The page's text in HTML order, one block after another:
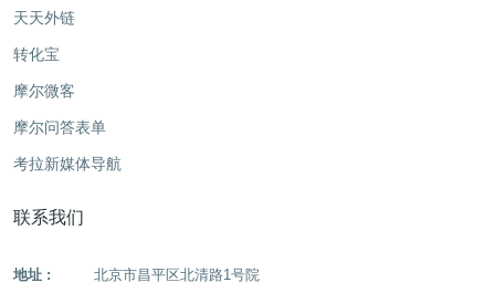
天天外链
转化宝
摩尔微客
摩尔问答表单
考拉新媒体导航
联系我们
地址 : 北京市昌平区北清路1号院